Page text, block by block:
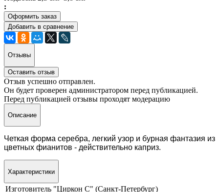
:
Оформить заказ
Добавить в сравнение
Отзывы
Оставить отзыв
Отзыв успешно отправлен.
Он будет проверен администратором перед публикацией.
Перед публикацией отзывы проходят модерацию
Описание
Четкая форма серебра, легкий узор и бурная фантазия из
цветных фианитов - действительно каприз.
Характеристики
Изготовитель "Циркон С" (Санкт-Петербург)